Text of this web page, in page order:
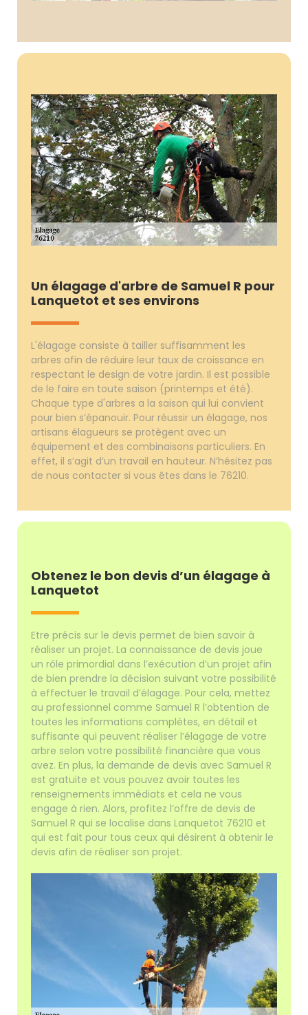
Un élagage d'arbre de Samuel R pour
Lanquetot et ses environs
L'élagage consiste à tailler suffisamment les
arbres afin de réduire leur taux de croissance en
respectant le design de votre jardin. Il est possible
de le faire en toute saison (printemps et été).
Chaque type d'arbres a la saison qui lui convient
pour bien s’épanouir. Pour réussir un élagage, nos
artisans élagueurs se protègent avec un
équipement et des combinaisons particuliers. En
effet, il s’agit d’un travail en hauteur. N’hésitez pas
de nous contacter si vous êtes dans le 76210.
Obtenez le bon devis d’un élagage à
Lanquetot
Etre précis sur le devis permet de bien savoir à
réaliser un projet. La connaissance de devis joue
un rôle primordial dans l’exécution d’un projet afin
de bien prendre la décision suivant votre possibilité
à effectuer le travail d’élagage. Pour cela, mettez
au professionnel comme Samuel R l’obtention de
toutes les informations complètes, en détail et
suffisante qui peuvent réaliser l’élagage de votre
arbre selon votre possibilité financière que vous
avez. En plus, la demande de devis avec Samuel R
est gratuite et vous pouvez avoir toutes les
renseignements immédiats et cela ne vous
engage à rien. Alors, profitez l’offre de devis de
Samuel R qui se localise dans Lanquetot 76210 et
qui est fait pour tous ceux qui désirent à obtenir le
devis afin de réaliser son projet.